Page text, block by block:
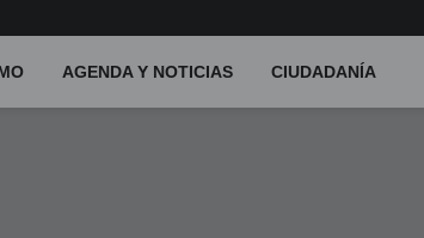
AGENDA Y NOTICIAS CIUDADANÍA